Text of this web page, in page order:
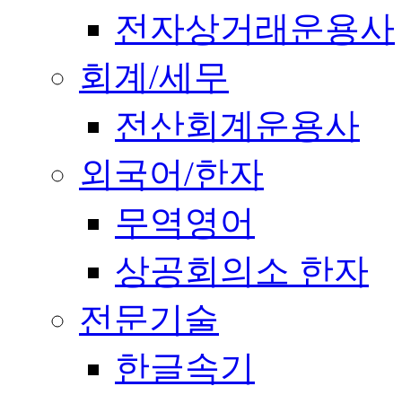
전자상거래운용사
회계/세무
전산회계운용사
외국어/한자
무역영어
상공회의소 한자
전문기술
한글속기